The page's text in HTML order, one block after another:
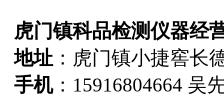
虎门镇科品检测仪器经
地址 ：虎门镇小捷窖长
手机：15916804664 吴